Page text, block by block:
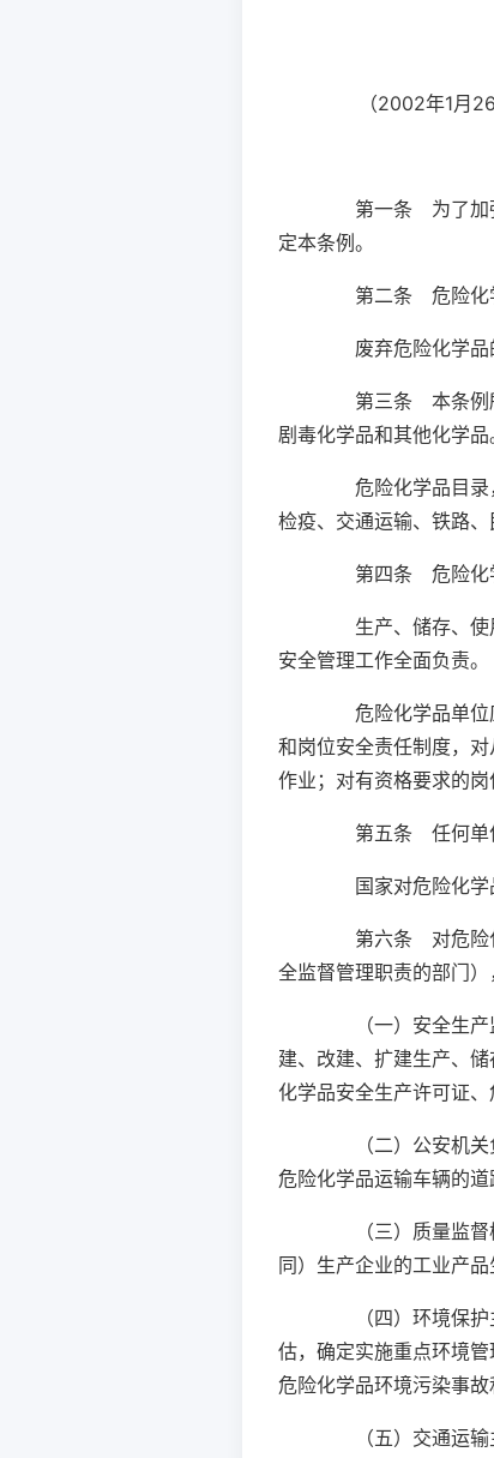
（2002年1月
第一条 为了加强
定本条例。
第二条 危险化学
废弃危险化学品的
第三条 本条例所
剧毒化学品和其他化学品
危险化学品目录，
检疫、交通运输、铁路
第四条 危险化学
生产、储存、使用
安全管理工作全面负责。
危险化学品单位应
和岗位安全责任制度，
作业；对有资格要求的岗
第五条 任何单位
国家对危险化学品
第六条 对危险化
全监督管理职责的部门）
（一）安全生产监
建、改建、扩建生产、
化学品安全生产许可证
（二）公安机关负
危险化学品运输车辆的道
（三）质量监督检
同）生产企业的工业产
（四）环境保护主
估，确定实施重点环境
危险化学品环境污染事
（五）交通运输主